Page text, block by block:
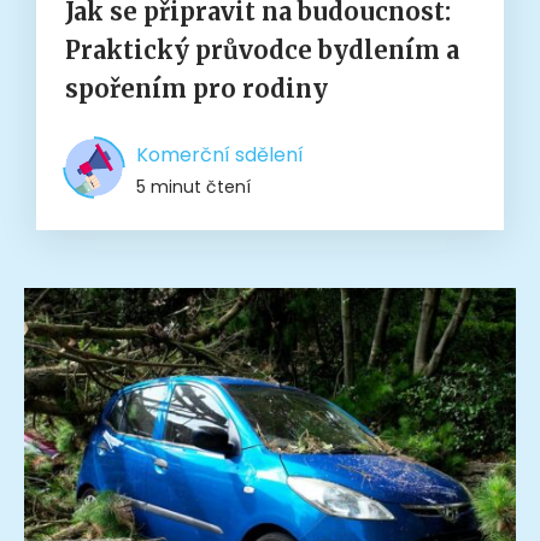
Jak se připravit na budoucnost:
Praktický průvodce bydlením a
spořením pro rodiny
Komerční sdělení
5 minut čtení